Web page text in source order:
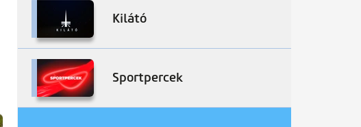
Kilátó
Sportpercek